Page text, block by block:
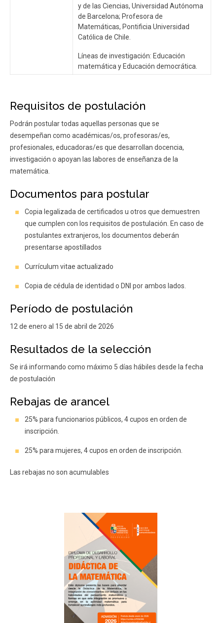
y de las Ciencias, Universidad Autónoma
de Barcelona; Profesora de
Matemáticas, Pontificia Universidad
Católica de Chile.
Líneas de investigación: Educación
matemática y Educación democrática.
Requisitos de postulación
Podrán postular todas aquellas personas que se
desempeñan como académicas/os, profesoras/es,
profesionales, educadoras/es que desarrollan docencia,
investigación o apoyan las labores de enseñanza de la
matemática.
Documentos para postular
Copia legalizada de certificados u otros que demuestren
que cumplen con los requisitos de postulación. En caso de
postulantes extranjeros, los documentos deberán
presentarse apostillados
Currículum vitae actualizado
Copia de cédula de identidad o DNI por ambos lados.
Período de postulación
12 de enero al 15 de abril de 2026
Resultados de la selección
Se irá informando como máximo 5 días hábiles desde la fecha
de postulación
Rebajas de arancel
25% para funcionarios públicos, 4 cupos en orden de
inscripción.
25% para mujeres, 4 cupos en orden de inscripción.
Las rebajas no son acumulables